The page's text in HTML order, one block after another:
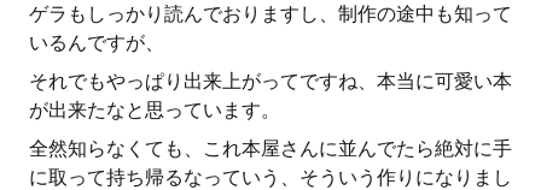
ゲラもしっかり読んでおりますし、制作の途中も知って
いるんですが、
それでもやっぱり出来上がってですね、本当に可愛い本
が出来たなと思っています。
全然知らなくても、これ本屋さんに並んでたら絶対に手
に取って持ち帰るなっていう、そういう作りになりまし